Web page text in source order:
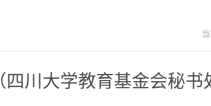
四川大学教育基金会秘书